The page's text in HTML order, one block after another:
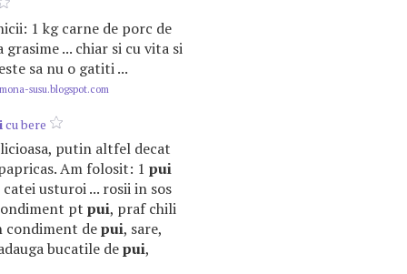
1 kg carne de porc de
... chiar si cu vita si
sa nu o gatiti ...
susu.blogspot.com
cu bere
putin altfel decat
Am folosit: 1 pui
usturoi ... rosii in sos
pt pui, praf chili
condiment depui, sare,
bucatile depui,